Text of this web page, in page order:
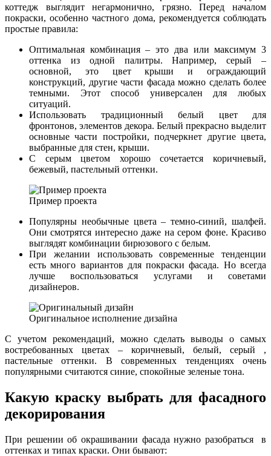
коттедж выглядит негармонично, грязно. Перед началом
покраски, особенно частного дома, рекомендуется соблюдать
простые правила:
Оптимальная комбинация – это два или максимум 3
оттенка из одной палитры. Например, серый –
основной, это цвет крыши и ограждающий
конструкций, другие части фасада можно сделать более
темными. Этот способ универсален для любых
ситуаций.
Использовать традиционный белый цвет для
фронтонов, элементов декора. Белый прекрасно выделит
основные части постройки, подчеркнет другие цвета,
выбранные для стен, крыши.
С серым цветом хорошо сочетается коричневый,
бежевый, пастельный оттенки.
Пример проекта
Популярны необычные цвета – темно-синий, шалфей.
Они смотрятся интересно даже на сером фоне. Красиво
выглядят комбинации бирюзового с белым.
При желании использовать современные тенденции
есть много вариантов для покраски фасада. Но всегда
лучше воспользоваться услугами и советами
дизайнеров.
Оригинальное исполнение дизайна
С учетом рекомендаций, можно сделать выводы о самых
востребованных цветах – коричневый, белый, серый ,
пастельные оттенки. В современных тенденциях очень
популярными считаются синие, спокойные зеленые тона.
Какую краску выбрать для фасадного
декорирования
При решении об окрашивании фасада нужно разобраться в
оттенках и типах краски. Они бывают: